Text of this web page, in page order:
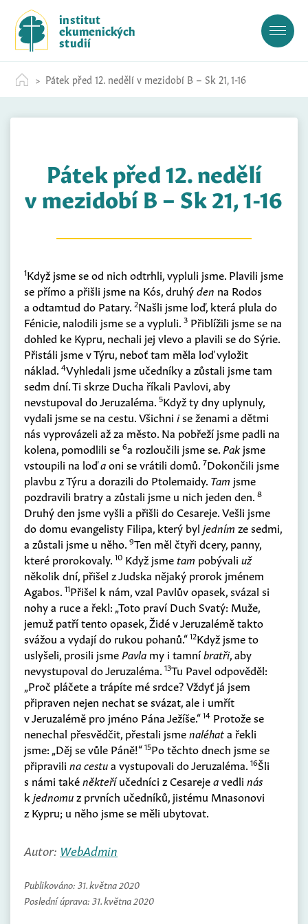
c
institut
ekumenických
studií
Pátek před 12. nedělí v mezidobí B – Sk 21, 1-16
Pátek před 12. nedělí
v mezidobí B – Sk 21, 1-16
1Když jsme se od nich odtrhli, vypluli jsme. Plavili jsme
se přímo a přišli jsme na Kós, druhýden na Rodos
a odtamtud do Patary. 2Našli jsme loď, která plula do
Fénicie, nalodili jsme se a vypluli. 3 Přiblížili jsme se na
dohled ke Kypru, nechali jej vlevo a plavili se do Sýrie.
Přistáli jsme v Týru, neboť tam měla loď vyložit
náklad. 4Vyhledali jsme učedníky a zůstali jsme tam
sedm dní. Ti skrze Ducha říkali Pavlovi, aby
nevstupoval do Jeruzaléma. 5Když ty dny uplynuly,
vydali jsme se na cestu. Všichni ise ženami a dětmi
nás vyprovázeli až za město. Na pobřeží jsme padli na
kolena, pomodlili se 6a rozloučili jsme se. Pakjsme
vstoupili na loďaoni se vrátili domů. 7Dokončili jsme
plavbu z Týru a dorazili do Ptolemaidy. Tam jsme
pozdravili bratry a zůstali jsme u nich jeden den. 8
Druhý den jsme vyšli a přišli do Cesareje. Vešli jsme
do domu evangelisty Filipa, který byl jedním ze sedmi,
a zůstali jsme u něho. 9Ten měl čtyři dcery, panny,
které prorokovaly. 10 Když jsme tam pobývali už
několik dní, přišel z Judska nějaký prorok jménem
Agabos. 11Přišel k nám, vzal Pavlův opasek, svázal si
nohy a ruce a řekl: „Toto praví Duch Svatý: Muže,
jemuž patří tento opasek, Židé v Jeruzalémě takto
svážou a vydají do rukou pohanů.“12Když jsme to
uslyšeli, prosili jsme Pavla my i tamníbratři, aby
nevystupoval do Jeruzaléma. 13Tu Pavel odpověděl:
„Proč pláčete a trápíte mé srdce? Vždyť já jsem
připraven nejen nechat se svázat, ale i umřít
v Jeruzalémě pro jméno Pána Ježíše.“14 Protože se
nenechal přesvědčit, přestali jsmenaléhata řekli
jsme: „Děj se vůle Páně!“15Po těchto dnech jsme se
připravili na cestua vystupovali do Jeruzaléma. 16Šli
s námi takéněkteříučedníci z Cesarejeavedli nás
k jednomuz prvních učedníků, jistému Mnasonovi
z Kypru; u něho jsme se měli ubytovat.
Autor: WebAdmin
Publikováno: 31. května 2020
Poslední úprava: 31. května 2020